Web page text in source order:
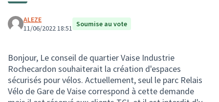
ALEZE
11/06/2022 18:51 Soumise au vote
Bonjour, Le conseil de quartier Vaise Industrie
Rochecardon souhaiterait la création d'espaces
sécurisés pour vélos. Actuellement, seul le parc Relais
Vélo de Gare de Vaise correspond à cette demande